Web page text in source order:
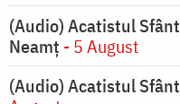
(Audio) Acatistul
Neamț - 5 August
(Audio) Acatistul